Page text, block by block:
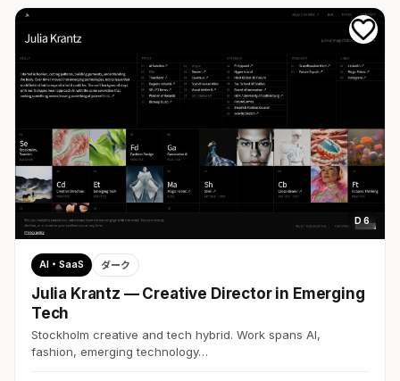
D 6
AI・SaaS ダーク
Julia Krantz — Creative Director in Emerging
Tech
Stockholm creative and tech hybrid. Work spans AI,
fashion, emerging technology…